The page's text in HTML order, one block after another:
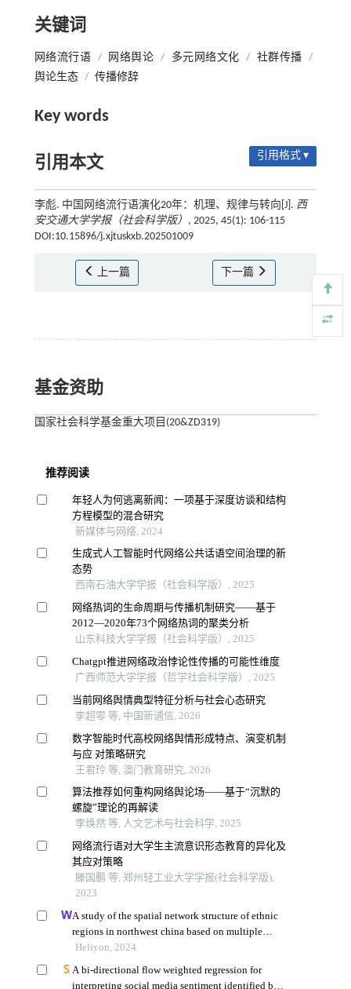
关键词
网络流行语 / 网络舆论 / 多元网络文化 / 社群传播
/
舆论生态 / 传播修辞
Key words
引用本文 引用格式 ▾
李彪. 中国网络流行语演化20年：机理、规律与转向[J]. 西
安交通大学学报（社会科学版） , 2025, 45(1): 106-115
DOI:10.15896/j.xjtuskxb.202501009
上一篇 下一篇
基金资助
国家社会科学基金重大项目(20&ZD319)